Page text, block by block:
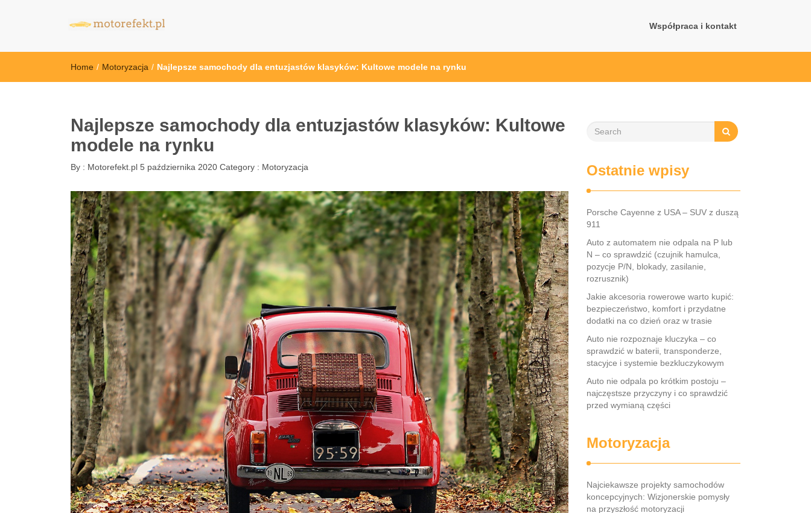
Współpraca i kontakt
Home / Motoryzacja / Najlepsze samochody dla entuzjastów klasyków: Kultowe modele na rynku
Najlepsze samochody dla entuzjastów klasyków: Kultowe
modele na rynku
By : Motorefekt.pl 5 października 2020 Category : Motoryzacja Ostatnie wpisy
Porsche Cayenne z USA – SUV z duszą
911
Auto z automatem nie odpala na P lub
N – co sprawdzić (czujnik hamulca,
pozycje P/N, blokady, zasilanie,
rozrusznik)
Jakie akcesoria rowerowe warto kupić:
bezpieczeństwo, komfort i przydatne
dodatki na co dzień oraz w trasie
Auto nie rozpoznaje kluczyka – co
sprawdzić w baterii, transponderze,
stacyjce i systemie bezkluczykowym
Auto nie odpala po krótkim postoju –
najczęstsze przyczyny i co sprawdzić
przed wymianą części
Motoryzacja
Najciekawsze projekty samochodów
koncepcyjnych: Wizjonerskie pomysły
na przyszłość motoryzacji